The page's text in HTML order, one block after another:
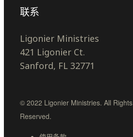
联系
Ligonier Ministries
421 Ligonier Ct.
Sanford, FL 32771
© 2022 Ligonier Ministries. All Rights
Reserved.